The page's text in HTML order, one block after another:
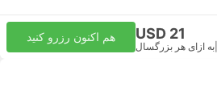
USD 21
به ازای هر بزرگسال
هم اکنون رزرو کنید